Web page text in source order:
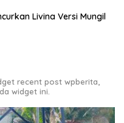
Livina Versi Mungil
recent post wpberita,
widget ini.